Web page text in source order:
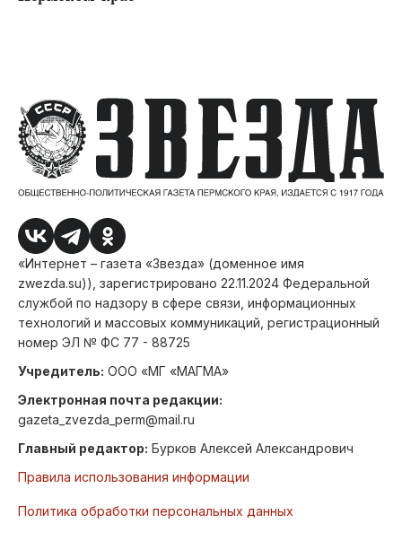
«Интернет – газета «Звезда» (доменное имя
zwezda.su)), зарегистрировано 22.11.2024 Федеральной
службой по надзору в сфере связи, информационных
технологий и массовых коммуникаций, регистрационный
номер ЭЛ № ФС 77 - 88725
Учредитель: ООО «МГ «МАГМА»
Электронная почта редакции:
gazeta_zvezda_perm@mail.ru
Главный редактор: Бурков Алексей Александрович
Правила использования информации
Политика обработки персональных данных